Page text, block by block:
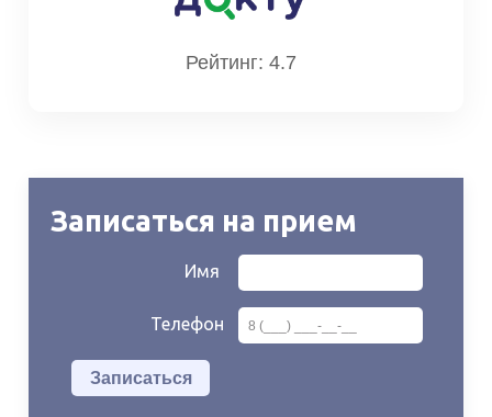
Рейтинг: 4.7
Записаться на прием
Имя
Телефон